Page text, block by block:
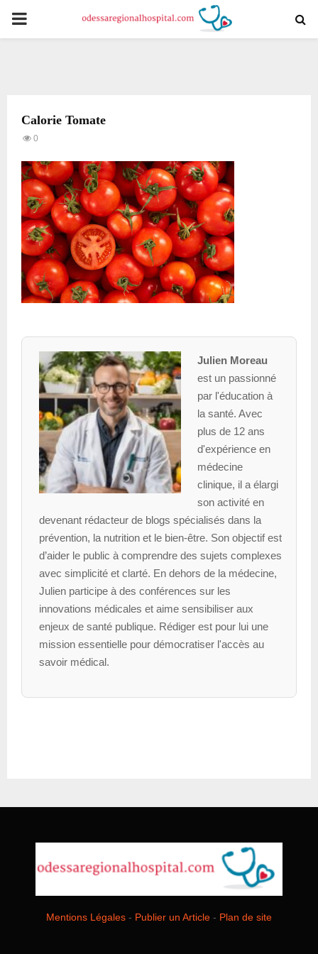
PRIMARY
Calorie Tomate
0
Julien Moreau
est un passionné
par l'éducation à
la santé. Avec
plus de 12 ans
d'expérience en
médecine
clinique, il a élargi
son activité en
devenant rédacteur de blogs spécialisés dans la
prévention, la nutrition et le bien-être. Son objectif est
d’aider le public à comprendre des sujets complexes
avec simplicité et clarté. En dehors de la médecine,
Julien participe à des conférences sur les
innovations médicales et aime sensibiliser aux
enjeux de santé publique. Rédiger est pour lui une
mission essentielle pour démocratiser l'accès au
savoir médical.
Mentions Légales - Publier un Article - Plan de site